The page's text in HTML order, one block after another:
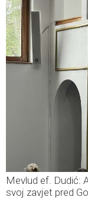
Mevlud ef. Dudić:
svoj zavjet pred